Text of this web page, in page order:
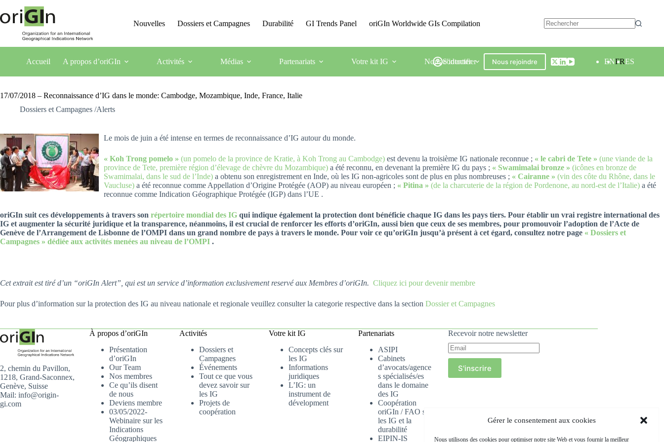
Gérer le consentement aux cookies
Nous utilisons des cookies pour optimiser notre site Web et vous fournir la meilleur
Nouvelles Dossiers et Campagnes Durabilité GI Trends Panel oriGIn Worldwide GIs Compilation
Accueil A propos d’oriGIn Activités Médias Partenariats Votre kit IG Nous contacter
S'identifier Nous rejoindre ENFRES
17/07/2018 – Reconnaissance d’IG dans le monde: Cambodge, Mozambique, Inde, France, Italie
Dossiers et Campagnes /Alerts
Le mois de juin a été intense en termes de reconnaissance d’IG autour du monde.
« Koh Trong pomelo » (un pomelo de la province de Kratie, à Koh Trong au Cambodge) est devenu la troisième IG nationale reconnue ; « le cabri de Tete » (une viande de la
province de Tete, première région d’élevage de chèvre du Mozambique) a été reconnu, en devenant la première IG du pays ; « Swamimalai bronze » (icônes en bronze de
Swamimalai, dans le sud de l’Inde) a obtenu son enregistrement en Inde, où les IG non-agricoles sont de plus en plus nombreuses ; « Cairanne » (vin des côte du Rhône, dans le
Vaucluse) a été reconnue comme Appellation d’Origine Protégée (AOP) au niveau européen ; « Pitina » (de la charcuterie de la région de Pordenone, au nord-est de l’Italie) a été
reconnue comme Indication Géographique Protégée (IGP) dans l’UE .
oriGIn suit ces développements à travers son répertoire mondial des IG qui indique également la protection dont bénéficie chaque IG dans les pays tiers. Pour établir un vrai registre international des
IG et augmenter la sécurité juridique et la transparence, néanmoins, il est crucial de renforcer les efforts d’oriGIn, aussi bien que ceux de ses membres, pour promouvoir l’adoption de l’Acte de
Genève de l’Arrangement de Lisbonne de l’OMPI dans un grand nombre de pays à travers le monde. Pour voir ce qu’oriGIn jusqu’à présent à cet égard, consultez notre page « Dossiers et
Campagnes » dédiée aux activités menées au niveau de l’OMPI .
Cet extrait est tiré d’un “oriGIn Alert”, qui est un service d’information exclusivement reservé aux Membres d’oriGIn. Cliquez ici pour devenir membre
Pour plus d’information sur la protection des IG au niveau nationale et regionale veuillez consulter la categorie respective dans la section Dossier et Campagnes
2, chemin du Pavillon,
1218, Grand-Saconnex,
Genève, Suisse
Mail: info@origin-
gi.com
À propos d’oriGIn
Présentation
d’oriGIn
Our Team
Nos membres
Ce qu’ils disent
de nous
Deviens membre
03/05/2022-
Webinaire sur les
Indications
Géographiques
Activités
Dossiers et
Campagnes
Événements
Tout ce que vous
devez savoir sur
les IG
Projets de
coopération
Votre kit IG
Concepts clés sur
les IG
Informations
juridiques
L’IG: un
instrument de
dévelopment
Partenariats
ASIPI
Cabinets
d’avocats/agence
s spécialisés/es
dans le domaine
des IG
Coopération
oriGIn / FAO sur
les IG et la
durabilité
EIPIN-IS
Recevoir notre newsletter
S'inscrire